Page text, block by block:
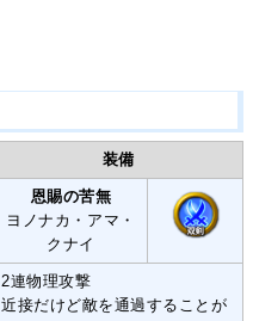
装備
恩賜の苦無
ヨノナカ・アマ・
クナイ
2連物理攻撃
近接だけど敵を通過することが